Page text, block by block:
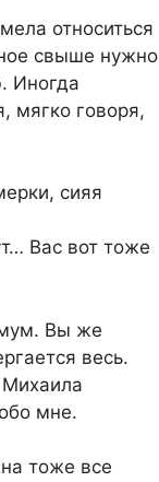
относиться
свыше нужно
Иногда
мягко говоря,
сияя
Вас вот тоже
Вы же
весь.
мне.
тоже все